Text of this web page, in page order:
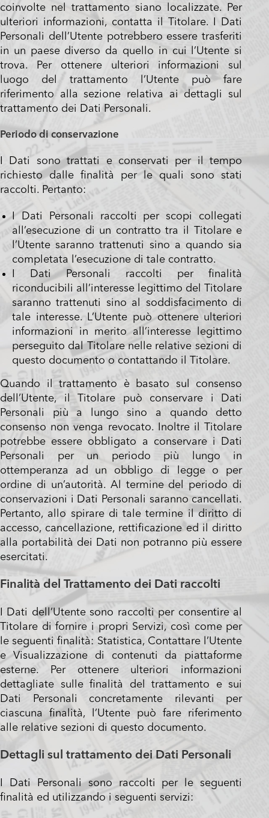
coinvolte nel trattamento siano localizzate. Per
ulteriori informazioni, contatta il Titolare. I Dati
Personali dell’Utente potrebbero essere trasferiti
in un paese diverso da quello in cui l’Utente si
trova. Per ottenere ulteriori informazioni sul
luogo del trattamento l’Utente può fare
riferimento alla sezione relativa ai dettagli sul
trattamento dei Dati Personali.
Periodo di conservazione
I Dati sono trattati e conservati per il tempo
richiesto dalle finalità per le quali sono stati
raccolti. Pertanto:
I Dati Personali raccolti per scopi collegati
all’esecuzione di un contratto tra il Titolare e
l’Utente saranno trattenuti sino a quando sia
completata l’esecuzione di tale contratto.
I Dati Personali raccolti per finalità
riconducibili all’interesse legittimo del Titolare
saranno trattenuti sino al soddisfacimento di
tale interesse. L’Utente può ottenere ulteriori
informazioni in merito all’interesse legittimo
perseguito dal Titolare nelle relative sezioni di
questo documento o contattando il Titolare.
Quando il trattamento è basato sul consenso
dell’Utente, il Titolare può conservare i Dati
Personali più a lungo sino a quando detto
consenso non venga revocato. Inoltre il Titolare
potrebbe essere obbligato a conservare i Dati
Personali per un periodo più lungo in
ottemperanza ad un obbligo di legge o per
ordine di un’autorità. Al termine del periodo di
conservazioni i Dati Personali saranno cancellati.
Pertanto, allo spirare di tale termine il diritto di
accesso, cancellazione, rettificazione ed il diritto
alla portabilità dei Dati non potranno più essere
esercitati.
Finalità del Trattamento dei Dati raccolti
I Dati dell’Utente sono raccolti per consentire al
Titolare di fornire i propri Servizi, così come per
le seguenti finalità: Statistica, Contattare l’Utente
e Visualizzazione di contenuti da piattaforme
esterne. Per ottenere ulteriori informazioni
dettagliate sulle finalità del trattamento e sui
Dati Personali concretamente rilevanti per
ciascuna finalità, l’Utente può fare riferimento
alle relative sezioni di questo documento.
Dettagli sul trattamento dei Dati Personali
I Dati Personali sono raccolti per le seguenti
finalità ed utilizzando i seguenti servizi: